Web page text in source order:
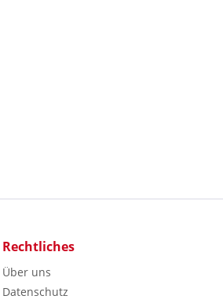
Rechtliches
Über uns
Datenschutz